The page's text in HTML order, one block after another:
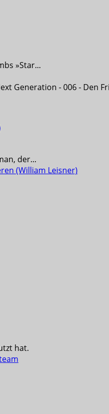
»Star...
der...
(William Leisner)
hat.